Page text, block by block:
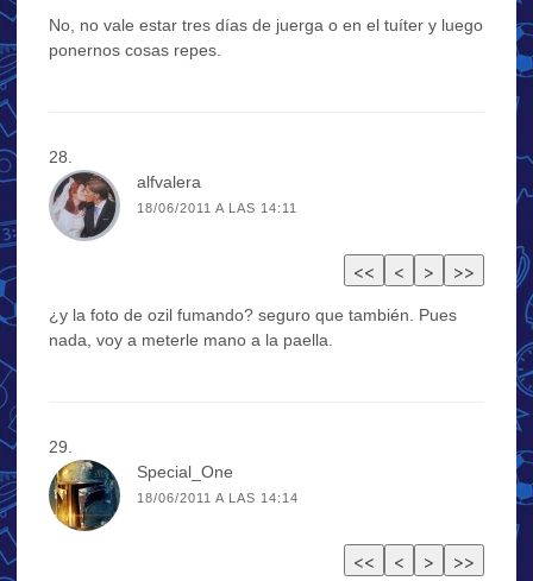
No, no vale estar tres días de juerga o en el tuíter y luego
ponernos cosas repes.
alfvalera
18/06/2011 A LAS 14:11
¿y la foto de ozil fumando? seguro que también. Pues
nada, voy a meterle mano a la paella.
Special_One
18/06/2011 A LAS 14:14